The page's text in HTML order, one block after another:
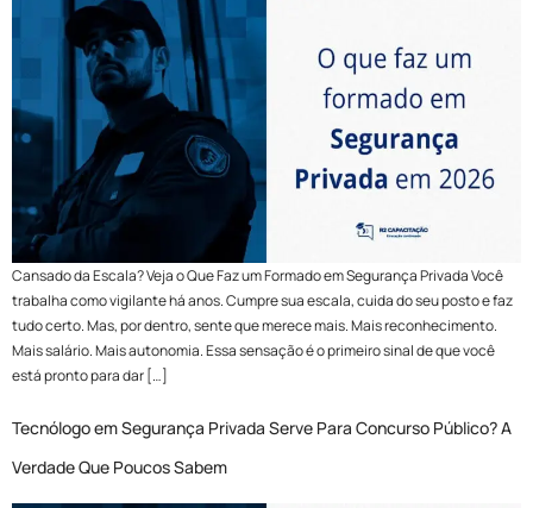
Cansado da Escala? Veja o Que Faz um Formado em Segurança Privada Você
trabalha como vigilante há anos. Cumpre sua escala, cuida do seu posto e faz
tudo certo. Mas, por dentro, sente que merece mais. Mais reconhecimento.
Mais salário. Mais autonomia. Essa sensação é o primeiro sinal de que você
está pronto para dar […]
Tecnólogo em Segurança Privada Serve Para Concurso Público? A
Verdade Que Poucos Sabem